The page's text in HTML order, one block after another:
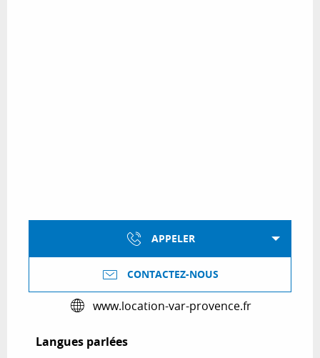
APPELER
CONTACTEZ-NOUS
www.location-var-provence.fr
Langues parlées
Langues parlées